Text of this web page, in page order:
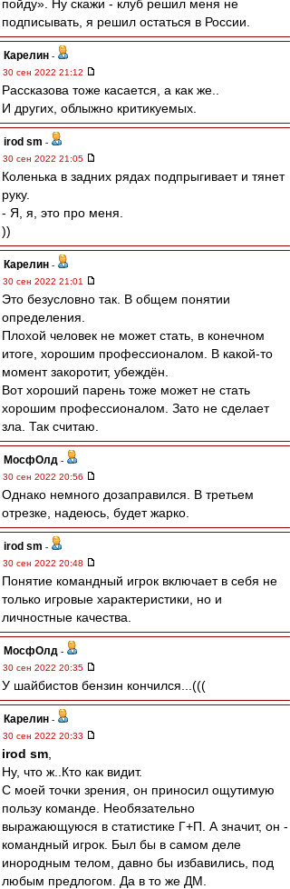
пойду». Ну скажи - клуб решил меня не
подписывать, я решил остаться в России.
Карелин -
30 сен 2022 21:12
Рассказова тоже касается, а как же..
И других, облыжно критикуемых.
irod sm -
30 сен 2022 21:05
Коленька в задних рядах подпрыгивает и тянет
руку.
- Я, я, это про меня.
))
Карелин -
30 сен 2022 21:01
Это безусловно так. В общем понятии
определения.
Плохой человек не может стать, в конечном
итоге, хорошим профессионалом. В какой-то
момент закоротит, убеждён.
Вот хороший парень тоже может не стать
хорошим профессионалом. Зато не сделает
зла. Так считаю.
МосфОлд -
30 сен 2022 20:56
Однако немного дозаправился. В третьем
отрезке, надеюсь, будет жарко.
irod sm -
30 сен 2022 20:48
Понятие командный игрок включает в себя не
только игровые характеристики, но и
личностные качества.
МосфОлд -
30 сен 2022 20:35
У шайбистов бензин кончился...(((
Карелин -
30 сен 2022 20:33
irod sm
Ну, что ж..Кто как видит.
С моей точки зрения, он приносил ощутимую
пользу команде. Необязательно
выражающуюся в статистике Г+П. А значит, он -
командный игрок. Был бы в самом деле
инородным телом, давно бы избавились, под
любым предлогом. Да в то же ДМ.